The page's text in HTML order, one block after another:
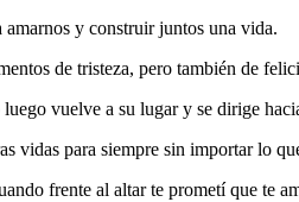
y construir juntos una vida.
de tristeza, pero también de
luego vuelve a su lugar y se dirige
vidas para siempre sin importar lo
frente al altar te prometí que te